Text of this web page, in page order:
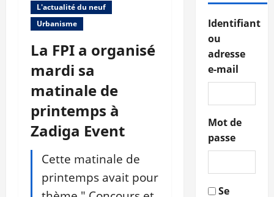
L'actualité du neuf
Urbanisme
La FPI a organisé
mardi sa
matinale de
printemps à
Zadiga Event
Cette matinale de
printemps avait pour
Identifiant
ou
adresse
e-mail
Mot de
passe
Se